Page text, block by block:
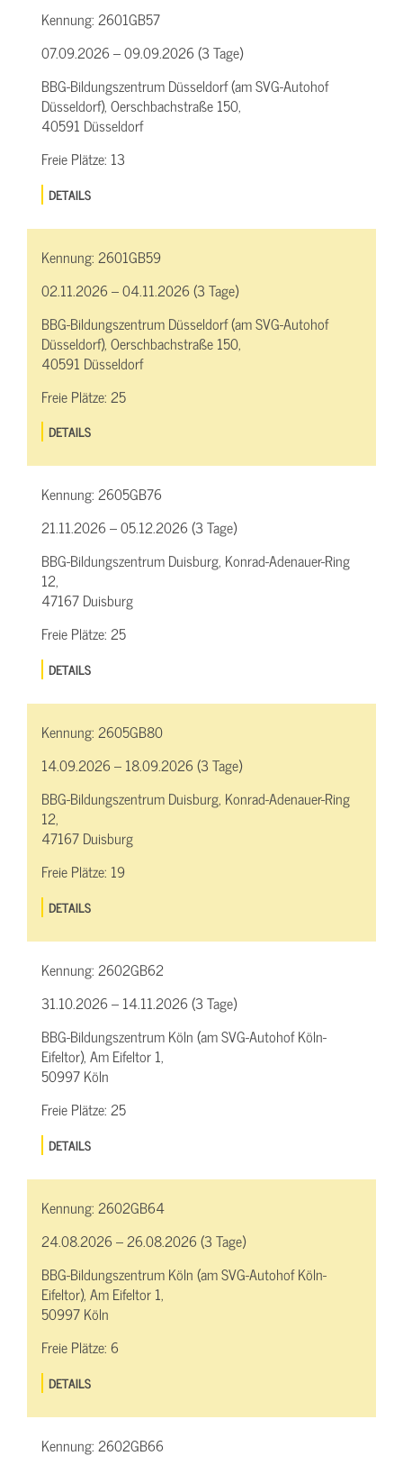
Kennung:2601GB57
07.09.2026 – 09.09.2026 (3 Tage)
BBG-Bildungszentrum Düsseldorf (am SVG-Autohof
Düsseldorf), Oerschbachstraße 150,
40591 Düsseldorf
Freie Plätze: 13
DETAILS
Kennung:2601GB59
02.11.2026 – 04.11.2026 (3 Tage)
BBG-Bildungszentrum Düsseldorf (am SVG-Autohof
Düsseldorf), Oerschbachstraße 150,
40591 Düsseldorf
Freie Plätze:25
DETAILS
Kennung:2605GB76
21.11.2026 – 05.12.2026 (3 Tage)
BBG-Bildungszentrum Duisburg, Konrad-Adenauer-Ring
12,
47167 Duisburg
Freie Plätze:25
DETAILS
Kennung:2605GB80
14.09.2026 – 18.09.2026 (3 Tage)
BBG-Bildungszentrum Duisburg, Konrad-Adenauer-Ring
12,
47167 Duisburg
Freie Plätze: 19
DETAILS
Kennung:2602GB62
31.10.2026 – 14.11.2026 (3 Tage)
BBG-Bildungszentrum Köln (am SVG-Autohof Köln-
Eifeltor), Am Eifeltor 1,
50997 Köln
Freie Plätze:25
DETAILS
Kennung:2602GB64
24.08.2026 – 26.08.2026 (3 Tage)
BBG-Bildungszentrum Köln (am SVG-Autohof Köln-
Eifeltor), Am Eifeltor 1,
50997 Köln
Freie Plätze:6
DETAILS
Kennung:2602GB66